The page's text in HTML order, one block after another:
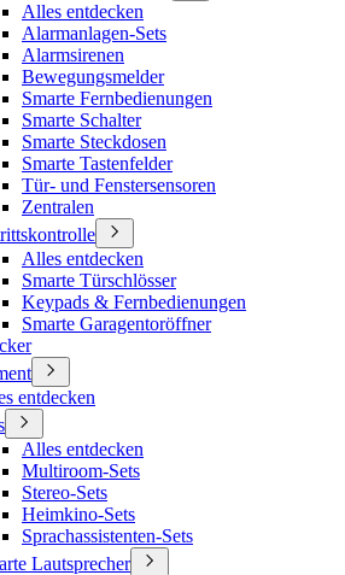
Alles entdecken
Alarmanlagen-Sets
Alarmsirenen
Bewegungsmelder
Smarte Fernbedienungen
Smarte Schalter
Smarte Steckdosen
Smarte Tastenfelder
Tür- und Fenstersensoren
Zentralen
Alles entdecken
Smarte Türschlösser
Keypads & Fernbedienungen
Smarte Garagentoröffner
entdecken
Alles entdecken
Multiroom-Sets
Stereo-Sets
Heimkino-Sets
Sprachassistenten-Sets
Lautsprecher